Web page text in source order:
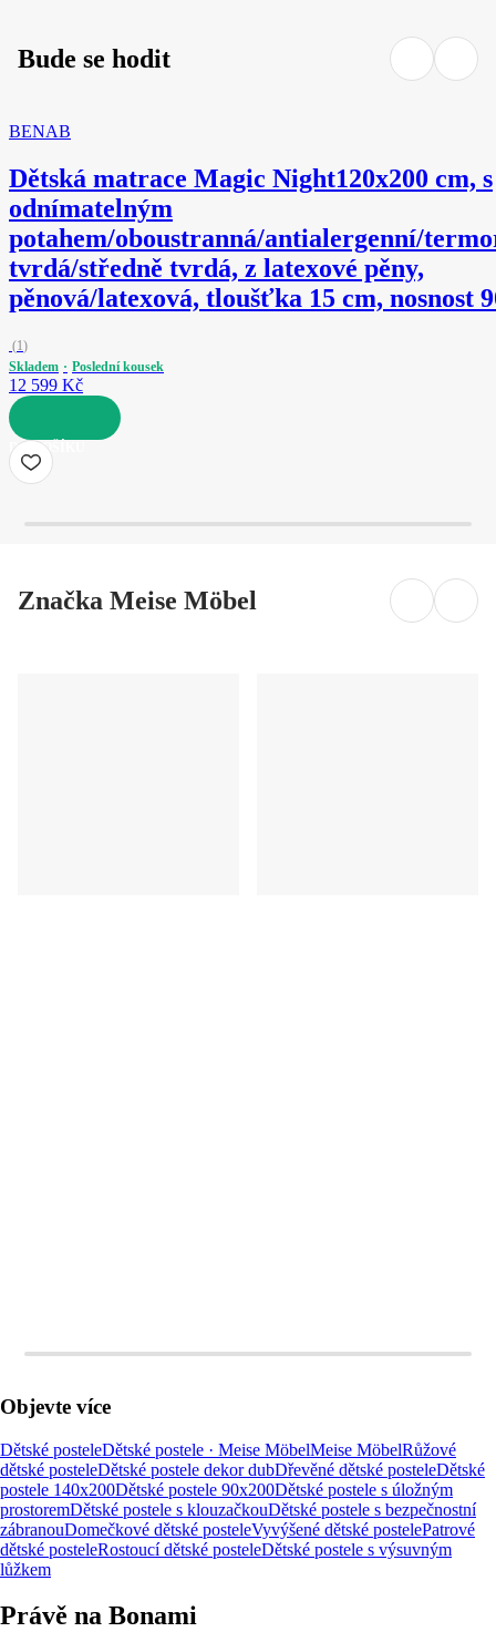
Bude se hodit
BENAB
Dětská matrace Magic Night120x200 cm, s
odnímatelným
potahem/oboustranná/antialergenní/
tvrdá/středně tvrdá, z latexové pěny,
pěnová/latexová, tloušťka 15 cm, nosnost
(1)
Skladem
Poslední kousek
12 599 Kč
DO KOŠÍKU
Značka Meise Möbel
Objevte více
Dětské posteleDětské postele · Meise MöbelMeise MöbelRůžové
dětské posteleDětské postele dekor dubDřevěné dětské posteleDětské
postele 140x200Dětské postele 90x200Dětské postele s úložným
prostoremDětské postele s klouzačkouDětské postele s bezpečnostní
zábranouDomečkové dětské posteleVyvýšené dětské postelePatrové
dětské posteleRostoucí dětské posteleDětské postele s výsuvným
lůžkem
Právě na Bonami